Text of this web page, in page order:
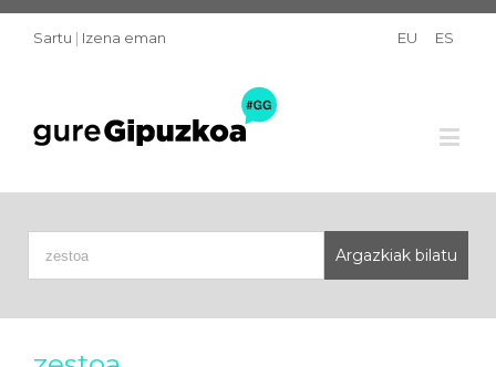
Sartu | Izena eman EU ES